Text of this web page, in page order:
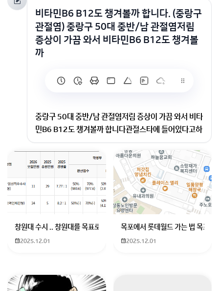
비타민B6 B12도 챙겨볼까 합니다. (중랑구
관절염) 중랑구 50대 중반/남 관절염저림
증상이 가끔 와서 비타민B6 B12도 챙겨볼
까
중랑구 50대 중반/남 관절염저림 증상이 가끔 와서 비타
민B6 B12도 챙겨볼까 합니다관절스타에 들어있다고하
는데 맞나요
회원가입 혹은 광고 [X]를 누르면 내용이 보입니다
창원대 수시 .. 창원대를 목표로 하고 있는 09년생입니다 지금 제 내신이
2025.12.01
목포에서 롯데월드 가는 법 목포
2025.12.01